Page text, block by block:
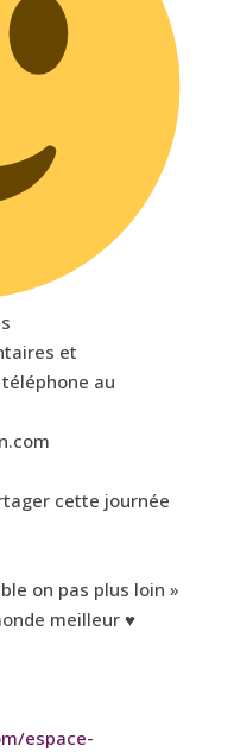
et
au
cette journée
on pas plus loin »
meilleur ♥
espace-